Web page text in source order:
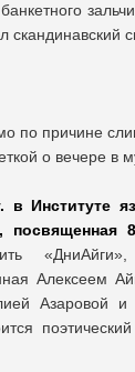
по причине
о вечере в
в Институте
Алексеем
Азаровой